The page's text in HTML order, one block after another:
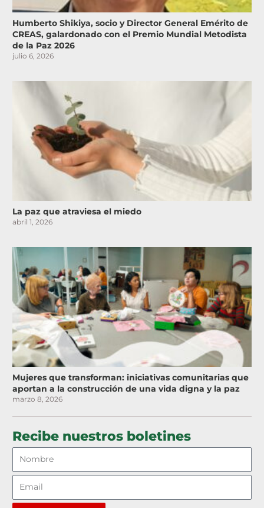
Humberto Shikiya, socio y Director General Emérito de
CREAS, galardonado con el Premio Mundial Metodista
de la Paz 2026
julio 6, 2026
La paz que atraviesa el miedo
abril 1, 2026
Mujeres que transforman: iniciativas comunitarias que
aportan a la construcción de una vida digna y la paz
marzo 8, 2026
Recibe nuestros boletines